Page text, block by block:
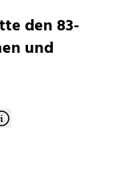
den 83-
und